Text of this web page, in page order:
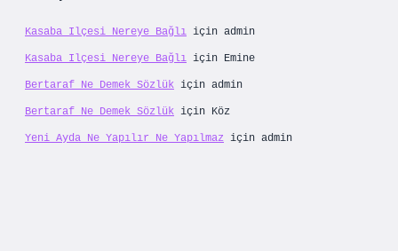
Kasaba Ilçesi Nereye Bağlı için admin
Kasaba Ilçesi Nereye Bağlı için Emine
Bertaraf Ne Demek Sözlük için admin
Bertaraf Ne Demek Sözlük için Köz
Yeni Ayda Ne Yapılır Ne Yapılmaz için admin